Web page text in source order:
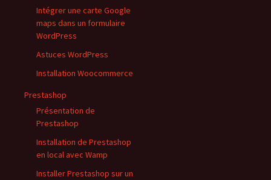
Intégrer une carte Google
maps dans un formulaire
WordPress
Astuces WordPress
Installation Woocommerce
Prestashop
Présentation de
Prestashop
Installation de Prestashop
en local avec Wamp
Installer Prestashop sur un